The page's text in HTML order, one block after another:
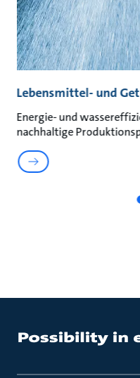
Lebensmittel- und
Energie- und
nachhaltige